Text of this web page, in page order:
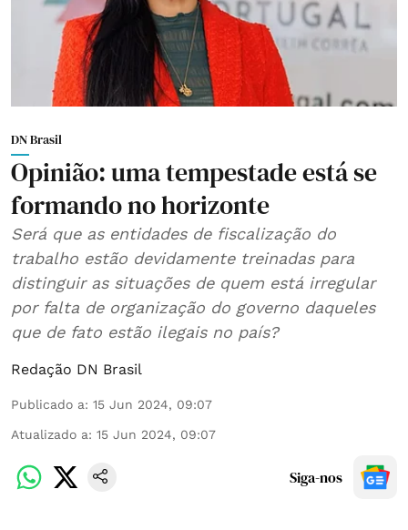
DN Brasil
Opinião: uma tempestade está se
formando no horizonte
Será que as entidades de fiscalização do
trabalho estão devidamente treinadas para
distinguir as situações de quem está irregular
por falta de organização do governo daqueles
que de fato estão ilegais no país?
Redação DN Brasil
Publicado a: 15 Jun 2024, 09:07
Atualizado a: 15 Jun 2024, 09:07
Siga-nos